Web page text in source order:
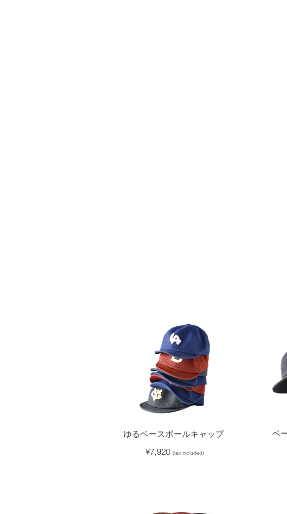
​ゆるベースボールキャップ
​¥7,920 (tax included)
ベ